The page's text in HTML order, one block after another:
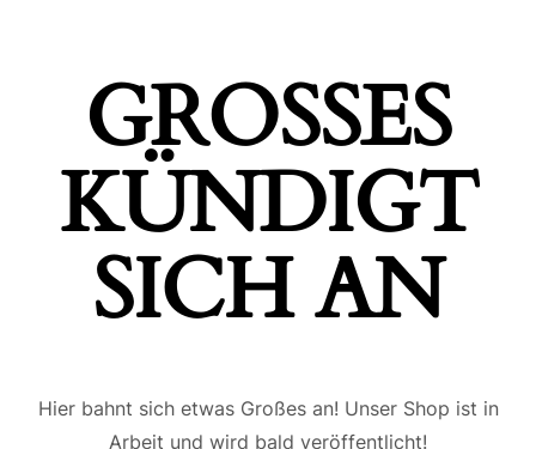
GROSSES K
ÜNDIGT S
ICH AN
Hier bahnt sich etwas Großes an! Unser Shop ist in
Arbeit und wird bald veröffentlicht!